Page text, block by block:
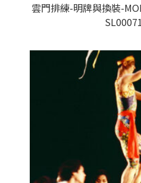
雲門排練-明牌與換裝-